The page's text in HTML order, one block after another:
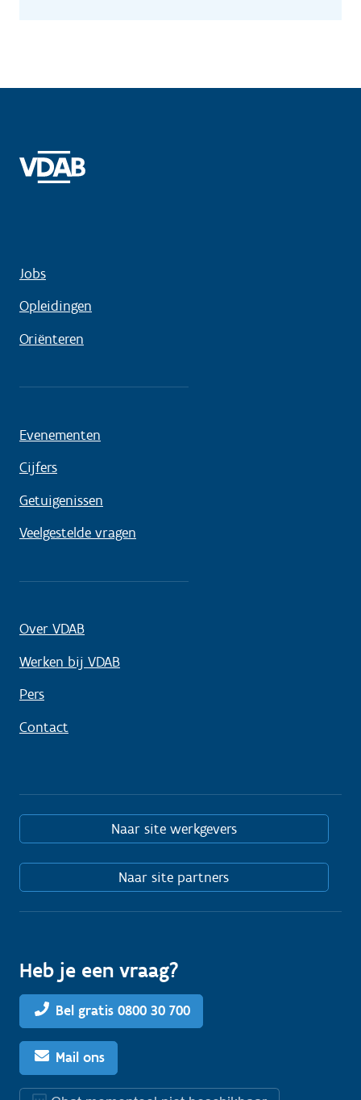
Jobs
Opleidingen
Oriënteren
Evenementen
Cijfers
Getuigenissen
Veelgestelde vragen
Over VDAB
Werken bij VDAB
Pers
Contact
Naar site werkgevers
Naar site partners
Heb je een vraag?
Bel gratis 0800 30 700
Mail ons